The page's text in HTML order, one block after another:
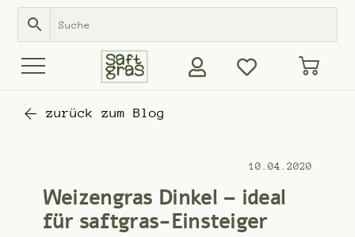
zurück zum Blog
10.04.2020
Weizengras Dinkel – ideal
für saftgras-Einsteiger